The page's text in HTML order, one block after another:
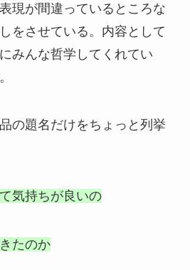
現が間違っているところな
をさせている。内容として
みんな哲学してくれてい
の題名だけをちょっと列挙
気持ちが良いの
たのか